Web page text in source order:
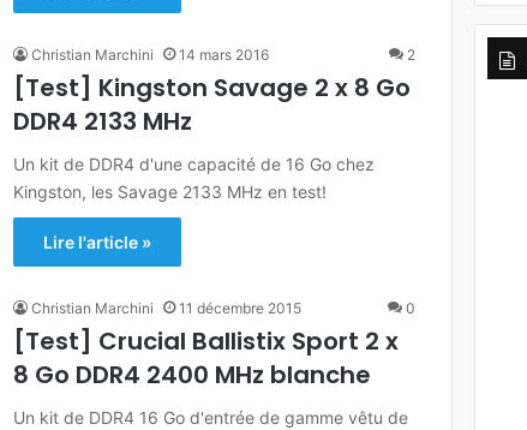
Christian Marchini 14 mars 2016 2
[Test] Kingston Savage 2 x 8 Go
DDR4 2133 MHz
Un kit de DDR4 d'une capacité de 16 Go chez
Kingston, les Savage 2133 MHz en test!
Lire l'article »
Christian Marchini 11 décembre 2015 0
[Test] Crucial Ballistix Sport 2 x
8 Go DDR4 2400 MHz blanche
Un kit de DDR4 16 Go d'entrée de gamme vêtu de